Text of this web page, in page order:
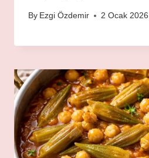
By Ezgi Özdemir 2 Ocak 2026